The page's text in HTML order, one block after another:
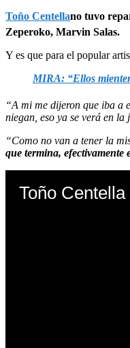
Toño Centellano tuvo
Zeperoko, Marvin Salas.
Y es que para el popular
MIRA: “Ellos
“A mi me dijeron que iba a
niegan, eso ya se verá en
“Como no van a tener la
que termina, efectivamente
Toño